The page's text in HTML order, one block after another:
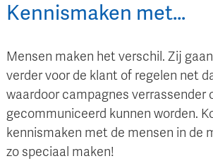
Kennismaken met…
Mensen maken het verschil. Zij
verder voor de klant of regelen net
waardoor campagnes verrassender
gecommuniceerd kunnen worden.
kennismaken met de mensen in de
zo speciaal maken!